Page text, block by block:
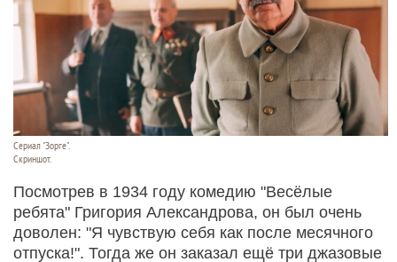
Сериал "Зорге".
Скриншот.
Посмотрев в 1934 году комедию "Весёлые
ребята" Григория Александрова, он был очень
доволен: "Я чувствую себя как после месячного
отпуска!". Тогда же он заказал ещё три джазовые